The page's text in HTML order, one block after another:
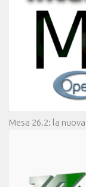
Mesa 26.2: la